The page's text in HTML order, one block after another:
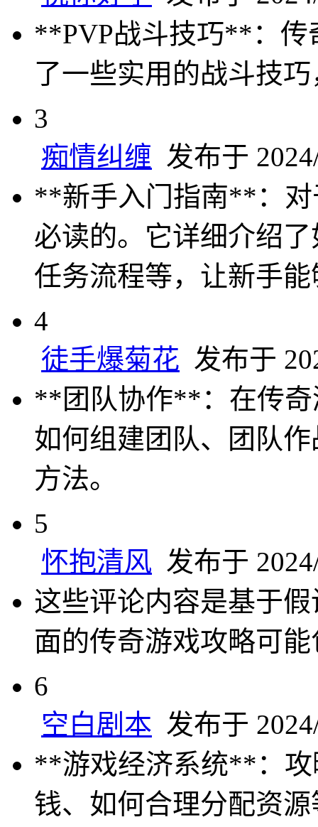
**PVP战斗技巧**：传
了一些实用的战斗技
3
痴情纠缠 发布于
**新手入门指南**：对
必读的。它详细介绍
任务流程等，让新手
4
徒手爆菊花 发布于
**团队协作**：在传奇
如何组建团队、团队
方法。
5
怀抱清风 发布于
这些评论内容是基于
面的传奇游戏攻略可
6
空白剧本 发布于
**游戏经济系统**：攻
钱、如何合理分配资